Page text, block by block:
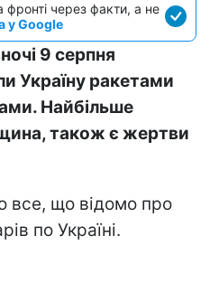
фронті через факти, а не
у Google
9 серпня
Україну ракетами
Найбільше
також є жертви
все, що відомо про
по Україні.